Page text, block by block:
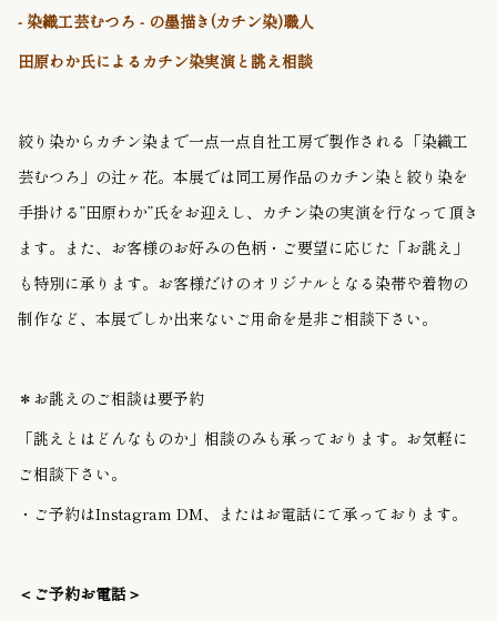
- 染織工芸むつろ - の墨描き(カチン染)職人
田原わか氏によるカチン染実演と誂え相談
絞り染からカチン染まで一点一点自社工房で製作される「染織工
芸むつろ」の辻ヶ花。本展では同工房作品のカチン染と絞り染を
手掛ける”田原わか”氏をお迎えし、カチン染の実演を行なって頂き
ます。また、お客様のお好みの色柄・ご要望に応じた「お誂え」
も特別に承ります。お客様だけのオリジナルとなる染帯や着物の
制作など、本展でしか出来ないご用命を是非ご相談下さい。
＊お誂えのご相談は要予約
「誂えとはどんなものか」相談のみも承っております。お気軽に
ご相談下さい。
・ご予約はInstagram DM、またはお電話にて承っております。
＜ご予約お電話＞